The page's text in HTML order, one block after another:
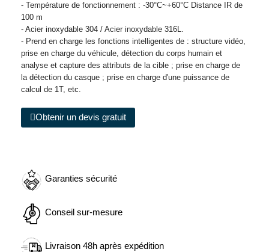
- Température de fonctionnement : -30°C~+60°C Distance IR de
100 m
- Acier inoxydable 304 / Acier inoxydable 316L.
- Prend en charge les fonctions intelligentes de : structure vidéo,
prise en charge du véhicule, détection du corps humain et
analyse et capture des attributs de la cible ; prise en charge de
la détection du casque ; prise en charge d'une puissance de
calcul de 1T, etc.
Obtenir un devis gratuit
Garanties sécurité
Conseil sur-mesure
Livraison 48h après expédition